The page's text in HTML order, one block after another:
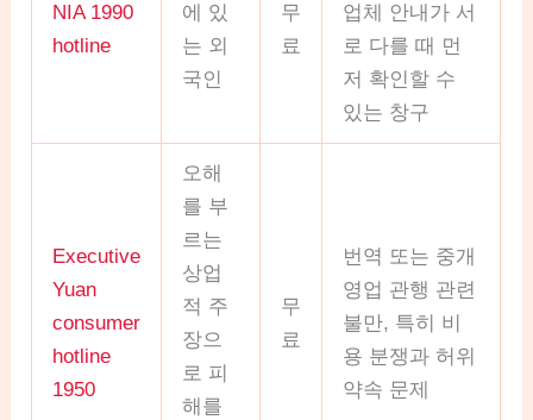
NIA 1990
hotline
에 있
는 외
국인
무
료
업체 안내가 서
로 다를 때 먼
저 확인할 수
있는 창구
Executive
Yuan
consumer
hotline
1950
오해
를 부
르는
상업
적 주
장으
로 피
해를
무
료
번역 또는 중개
영업 관행 관련
불만, 특히 비
용 분쟁과 허위
약속 문제